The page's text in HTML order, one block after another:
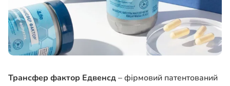
Трансфер фактор Едвенсд– фірмовий патентований